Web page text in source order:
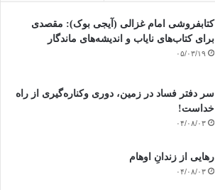
کتابفروشی امام غزالی (آیجی بوک): مقصدی
برای کتاب‌های نایاب و اندیشه‌های ماندگار
۰۵/۰۳/۱۹
سر دفتر فساد در زمین‌، دوری وکناره‌گیری از راه
خداست‌!
۰۴/۰۸/۰۳
رهایی از زندانِ اوهام
۰۴/۰۸/۰۳